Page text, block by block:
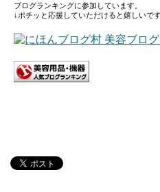
ブログランキングに参加しています。
↓ポチッと応援していただけると嬉しいです